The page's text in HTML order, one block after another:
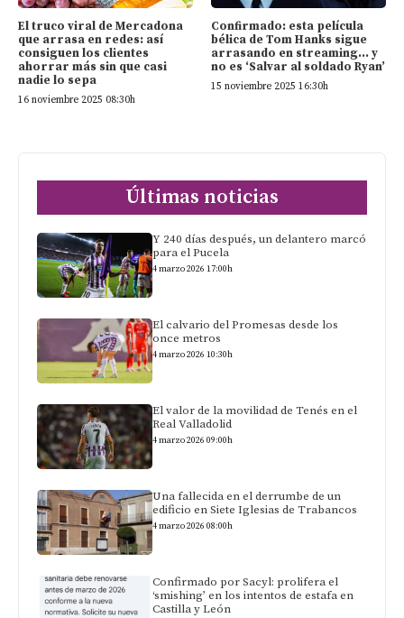
El truco viral de Mercadona
que arrasa en redes: así
consiguen los clientes
ahorrar más sin que casi
nadie lo sepa
16 noviembre 2025 08:30h
Confirmado: esta película
bélica de Tom Hanks sigue
arrasando en streaming… y
no es ‘Salvar al soldado Ryan’
15 noviembre 2025 16:30h
Últimas noticias
Y 240 días después, un delantero marcó
para el Pucela
4 marzo 2026 17:00h
El calvario del Promesas desde los
once metros
4 marzo 2026 10:30h
El valor de la movilidad de Tenés en el
Real Valladolid
4 marzo 2026 09:00h
Una fallecida en el derrumbe de un
edificio en Siete Iglesias de Trabancos
4 marzo 2026 08:00h
Confirmado por Sacyl: prolifera el
‘smishing’ en los intentos de estafa en
Castilla y León